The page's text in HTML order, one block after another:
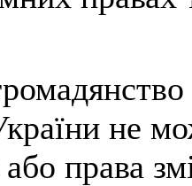
не
права